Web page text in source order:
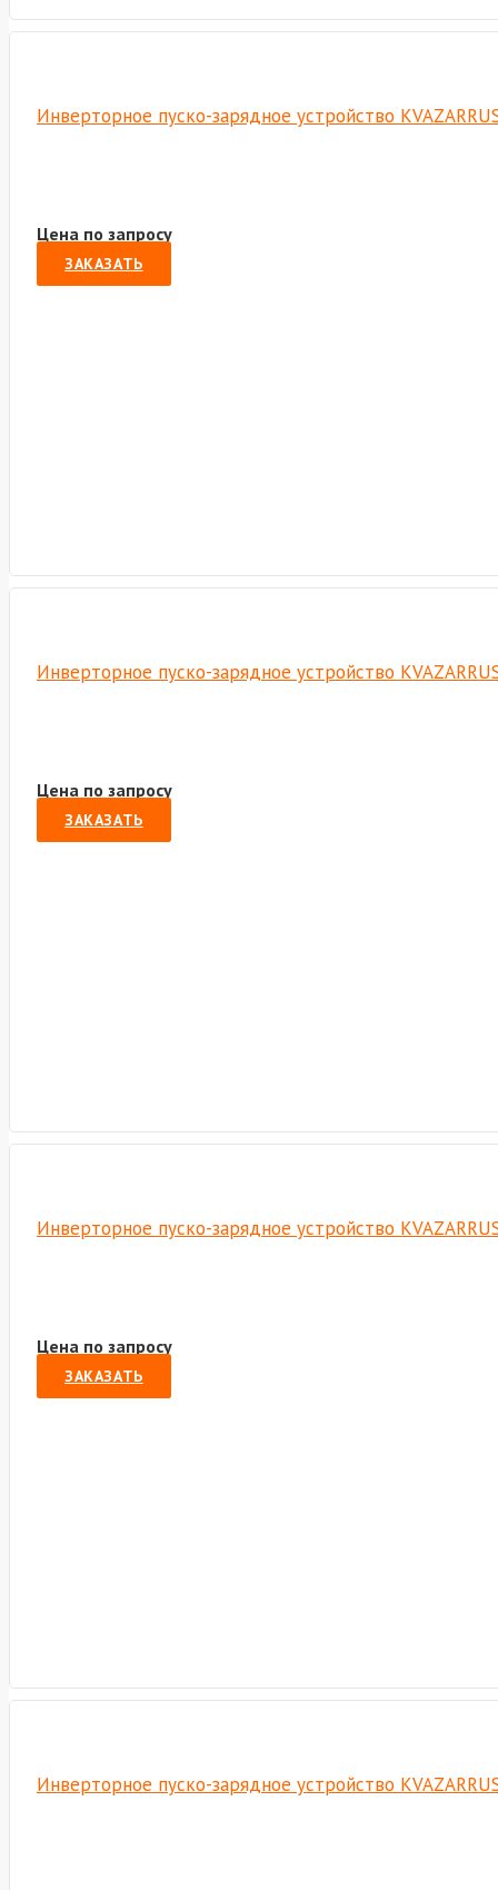
Инверторное пуско-зарядное устройство
Цена по запросу
ЗАКАЗАТЬ
Инверторное пуско-зарядное устройство
Цена по запросу
ЗАКАЗАТЬ
Инверторное пуско-зарядное устройство
Цена по запросу
ЗАКАЗАТЬ
Инверторное пуско-зарядное устройство